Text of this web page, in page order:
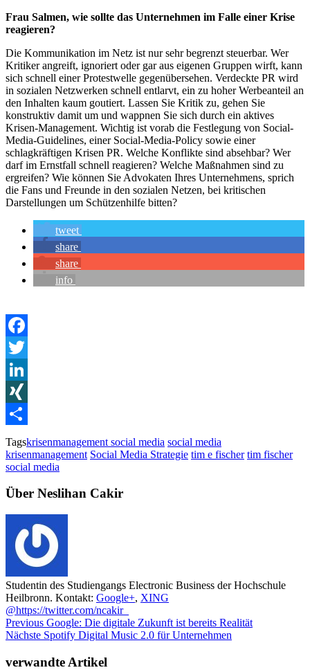
Frau Salmen, wie sollte das Unternehmen im Falle einer Krise
reagieren?
Die Kommunikation im Netz ist nur sehr begrenzt steuerbar. Wer
Kritiker angreift, ignoriert oder gar aus eigenen Gruppen wirft, kann
sich schnell einer Protestwelle gegenübersehen. Verdeckte PR wird
in sozialen Netzwerken schnell entlarvt, ein zu hoher Werbeanteil an
den Inhalten kaum goutiert. Lassen Sie Kritik zu, gehen Sie
konstruktiv damit um und wappnen Sie sich durch ein aktives
Krisen-Management. Wichtig ist vorab die Festlegung von Social-
Media-Guidelines, einer Social-Media-Policy sowie einer
schlagkräftigen Krisen PR. Welche Konflikte sind absehbar? Wer
darf im Ernstfall schnell reagieren? Welche Maßnahmen sind zu
ergreifen? Wie können Sie Advokaten Ihres Unternehmens, sprich
die Fans und Freunde in den sozialen Netzen, bei kritischen
Darstellungen um Schützenhilfe bitten?
tweet
share
share
info
Facebook
Twitter
LinkedIn
XING
Teilen
Tagskrisenmanagement social media social media
krisenmanagement Social Media Strategie tim e fischer tim fischer
social media
Über Neslihan Cakir
Studentin des Studiengangs Electronic Business der Hochschule
Heilbronn. Kontakt: Google+, XING
@https://twitter.com/ncakir_
Previous Google: Die digitale Zukunft ist bereits Realität
Nächste Spotify Digital Music 2.0 für Unternehmen
verwandte Artikel